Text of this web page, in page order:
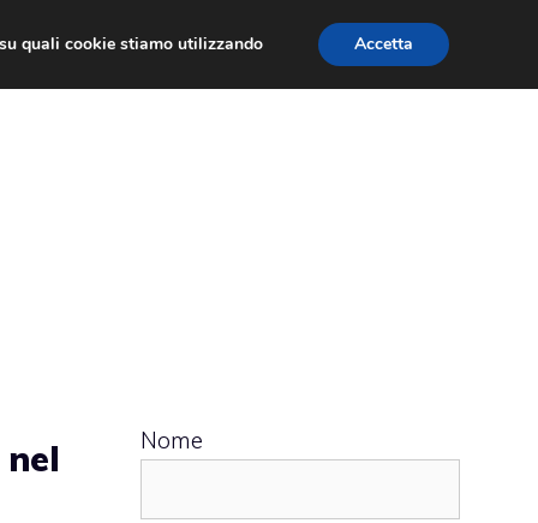
Nome
quali cookie stiamo utilizzando Accetta